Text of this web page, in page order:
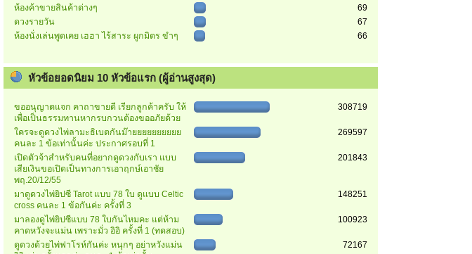
ห้องค้าขายสินค้าต่างๆ
69
ดวงรายวัน
67
ห้องนั่งเล่นพูดเคย เฮฮา ไร้สาระ ผูกมิตร ขำๆ
66
หัวข้อยอดนิยม 10 หัวข้อแรก (ผู้อ่านสูงสุด)
ขออนุญาตแจก คาถาขายดี เรียกลูกค้าครับ ให้
เพื่อเป็นธรรมทานหากรบกวนต้องขออภัยด้วย
308719
ใครจะดูดวงไพ่ลามะธิเบตกันม๊ายยยยยยยยยย
คนละ 1 ข้อเท่านั้นค่ะ ประกาศรอบที่ 1
269597
เปิดตัวจ้าสำหรับคนที่อยากดูดวงกับเรา แบบ
เสียเงินขอเปิดเป็นทางการเอาฤกษ์เอาชัย
พฤ.20/12/55
201843
มาดูดวงไพ่ยิปซี Tarot แบบ 78 ใบ ดูแบบ Celtic
cross คนละ 1 ข้อกันค่ะ ครั้งที่ 3
148251
มาลองดูไพ่ยิปซีแบบ 78 ใบกันไหมคะ แต่ห้าม
คาดหวังจะแม่น เพราะมั่ว อิอิ ครั้งที่ 1 (ทดสอบ)
100923
ดูดวงด้วยไพ่ฟาโรห์กันค่ะ หนุกๆ อย่าหวังแม่น
72167